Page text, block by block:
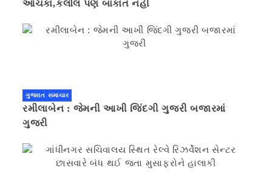
આંચકા,કલોલ પણ બાકાત નહીં
ગુજરાત સમાચાર
રમીલાબેન : જેમની આખી જિંદગી ગુજરી બજારમાં
ગુજરી